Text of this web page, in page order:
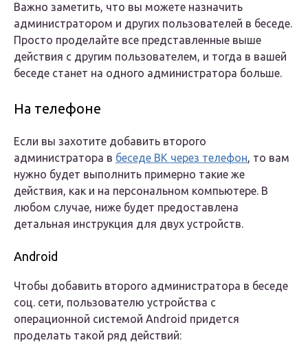
Важно заметить, что вы можете назначить
администратором и других пользователей в беседе.
Просто проделайте все представленные выше
действия с другим пользователем, и тогда в вашей
беседе станет на одного администратора больше.
На телефоне
Если вы захотите добавить второго
администратора в беседе ВК через телефон, то вам
нужно будет выполнить примерно такие же
действия, как и на персональном компьютере. В
любом случае, ниже будет предоставлена
детальная инструкция для двух устройств.
Android
Чтобы добавить второго администратора в беседе
соц. сети, пользователю устройства с
операционной системой Android придется
проделать такой ряд действий: